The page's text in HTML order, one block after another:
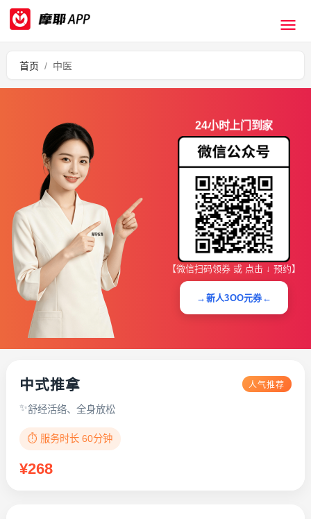
首页 / 中医
24小时上门到家
【微信扫码领券 或 点击 ↓ 预约】
→新人3OO元券←
中式推拿 人气推荐
舒经活络、全身放松
⏱️ 服务时长 60分钟
¥268